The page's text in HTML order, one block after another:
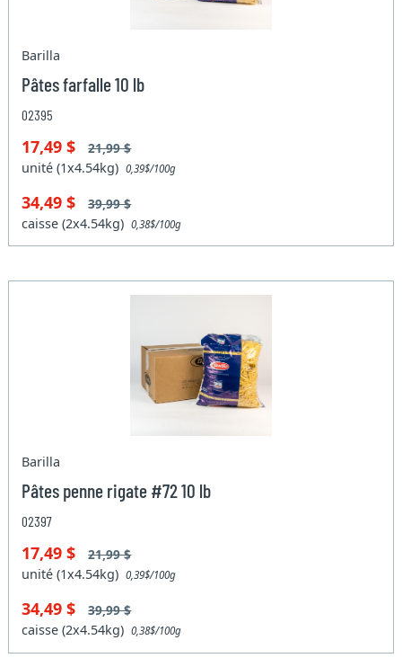
Barilla
Pâtes farfalle 10 lb
02395
17,49 $ 21,99 $
unité (1x4.54kg)0,39$/100g
34,49 $ 39,99 $
caisse (2x4.54kg)0,38$/100g
Barilla
Pâtes penne rigate #72 10 lb
02397
17,49 $ 21,99 $
unité (1x4.54kg)0,39$/100g
34,49 $ 39,99 $
caisse (2x4.54kg)0,38$/100g